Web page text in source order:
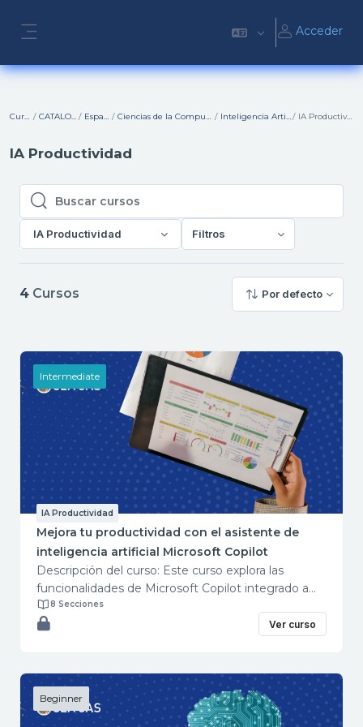
Acceder
Cursos CATALOGO Español Ciencias de la Computación Inteligencia Artificial IA Productividad
IA Productividad
Buscar cursos
Buscar cursos
IA Productividad Filtros
4 Cursos Por defecto
Intermediate
IA Productividad
Mejora tu productividad con el asistente de
inteligencia artificial Microsoft Copilot
Descripción del curso: Este curso explora las
funcionalidades de Microsoft Copilot integrado a
Microsoft 365, desde su configuración hasta su
utilización aplicada a múltiples necesidades
utilidad para la automatización de procesos, análisis
de datos, creación de contenidos multimedia,
entre otras funciones, explorando sugerencias
8 Secciones
Ver curso
Beginner